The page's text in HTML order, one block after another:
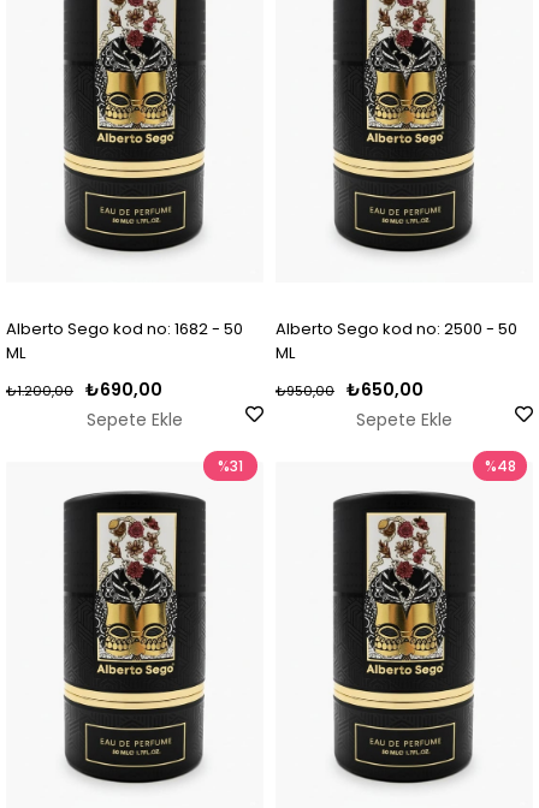
Alberto Sego kod no: 1682 - 50
ML
₺690,00
₺1.200,00
Sepete Ekle
Alberto Sego kod no: 2500 - 50
ML
₺650,00
₺950,00
Sepete Ekle
%31 %48